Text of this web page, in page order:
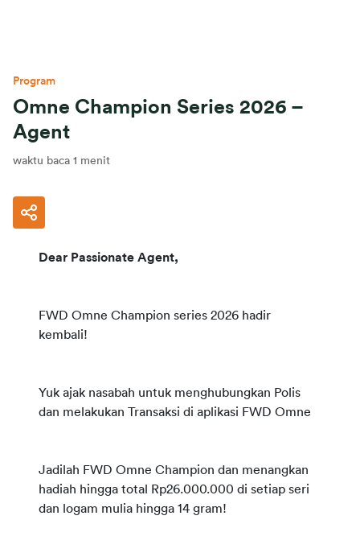
Program
Omne Champion Series 2026 –
Agent
waktu baca 1 menit
Dear Passionate Agent,
FWD Omne Champion series 2026 hadir
kembali!
Yuk ajak nasabah untuk menghubungkan Polis
dan melakukan Transaksi di aplikasi FWD Omne
Jadilah FWD Omne Champion dan menangkan
hadiah hingga total Rp26.000.000 di setiap seri
dan logam mulia hingga 14 gram!